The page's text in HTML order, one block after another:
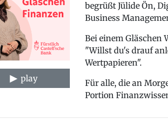
play
begrüßt Jülide Ön,
Business
Bei einem Gläschen
"Willst du's drauf
Wertpapieren".
Für alle, die an
Portion